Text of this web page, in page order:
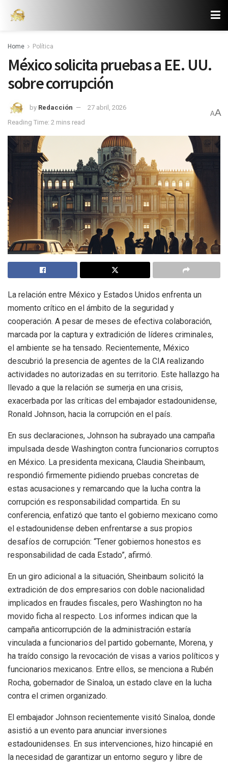
Home Política
México solicita pruebas a EE. UU.
sobre corrupción
by Redacción
27 abril, 2026
Reading Time: 2 mins read
AA
La relación entre México y Estados Unidos enfrenta un
momento crítico en el ámbito de la seguridad y
cooperación. A pesar de meses de efectiva colaboración,
marcada por la captura y extradición de líderes criminales,
el ambiente se ha tensado. Recientemente, México
descubrió la presencia de agentes de la CIA realizando
actividades no autorizadas en su territorio. Este hallazgo ha
llevado a que la relación se sumerja en una crisis,
exacerbada por las críticas del embajador estadounidense,
Ronald Johnson, hacia la corrupción en el país.
En sus declaraciones, Johnson ha subrayado una campaña
impulsada desde Washington contra funcionarios corruptos
en México. La presidenta mexicana, Claudia Sheinbaum,
respondió firmemente pidiendo pruebas concretas de
estas acusaciones y remarcando que la lucha contra la
corrupción es responsabilidad compartida. En su
conferencia, enfatizó que tanto el gobierno mexicano como
el estadounidense deben enfrentarse a sus propios
desafíos de corrupción: “Tener gobiernos honestos es
responsabilidad de cada Estado”, afirmó.
En un giro adicional a la situación, Sheinbaum solicitó la
extradición de dos empresarios con doble nacionalidad
implicados en fraudes fiscales, pero Washington no ha
movido ficha al respecto. Los informes indican que la
campaña anticorrupción de la administración estaría
vinculada a funcionarios del partido gobernante, Morena, y
ha traído consigo la revocación de visas a varios políticos y
funcionarios mexicanos. Entre ellos, se menciona a Rubén
Rocha, gobernador de Sinaloa, un estado clave en la lucha
contra el crimen organizado.
El embajador Johnson recientemente visitó Sinaloa, donde
asistió a un evento para anunciar inversiones
estadounidenses. En sus intervenciones, hizo hincapié en
la necesidad de garantizar un entorno seguro y libre de